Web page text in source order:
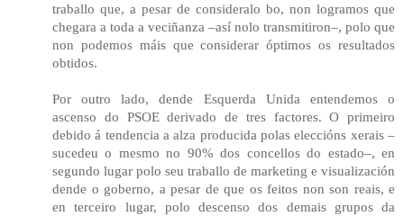
traballo que, a pesar de consideralo bo, non logramos que
chegara a toda a veciñanza –así nolo transmitiron–, polo que
non podemos máis que considerar óptimos os resultados
obtidos.
Por outro lado, dende Esquerda Unida entendemos o
ascenso do PSOE derivado de tres factores. O primeiro
debido á tendencia a alza producida polas eleccións xerais –
sucedeu o mesmo no 90% dos concellos do estado–, en
segundo lugar polo seu traballo de marketing e visualización
dende o goberno, a pesar de que os feitos non son reais, e
en terceiro lugar, polo descenso dos demais grupos da